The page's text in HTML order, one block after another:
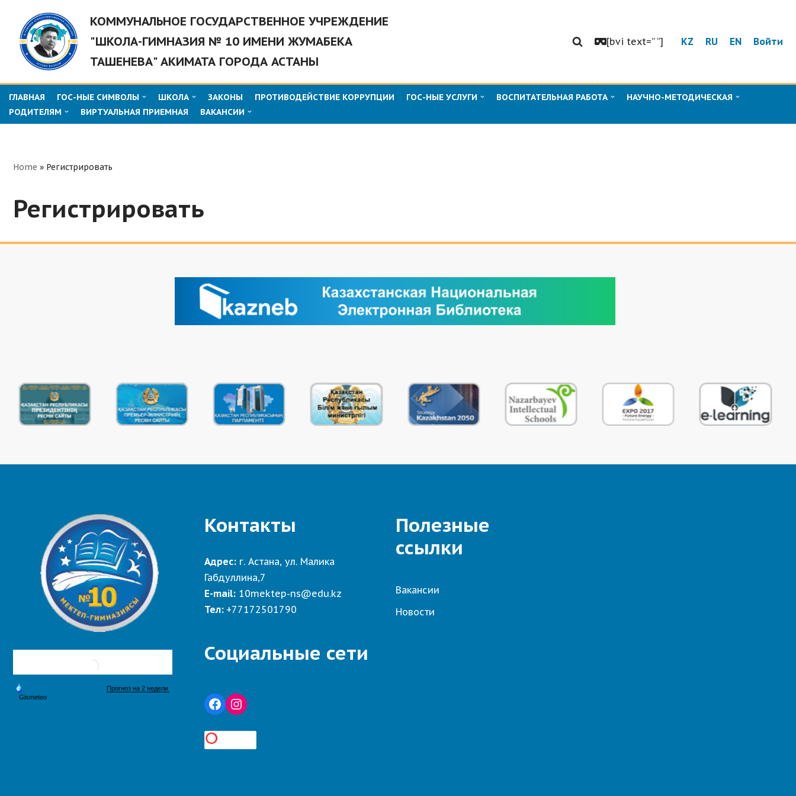
Перейти
содержимому
КОММУНАЛЬНОЕ ГОСУДАРСТВЕННОЕ УЧРЕЖДЕНИЕ
"ШКОЛА-ГИМНАЗИЯ № 10 ИМЕНИ ЖУМАБЕКА
ТАШЕНЕВА" АКИМАТА ГОРОДА АСТАНЫ
[bvi text=” “] KZ RU EN Войти
ГЛАВНАЯ ГОС-НЫЕ СИМВОЛЫ ШКОЛА ЗАКОНЫ ПРОТИВОДЕЙСТВИЕ КОРРУПЦИИ ГОС-НЫЕ УСЛУГИ ВОСПИТАТЕЛЬНАЯ РАБОТА
НАУЧНО-МЕТОДИЧЕСКАЯ
РОДИТЕЛЯМ
ВИРТУАЛЬНАЯ ПРИЕМНАЯ ВАКАНСИИ
Home » Регистрировать
Регистрировать
Контакты
Адрес: г. Астана, ул. Малика
Габдуллина,7
E-mail: 10mektep-ns@edu.kz
Тел: +77172501790
Социальные сети
Полезные
ссылки
Вакансии
Новости